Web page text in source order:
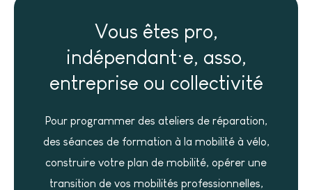
Vous êtes pro,
indépendant·e, asso,
entreprise ou collectivité
Pour programmer des ateliers de réparation,
des séances de formation à la mobilité à vélo,
construire votre plan de mobilité, opérer une
transition de vos mobilités professionnelles,